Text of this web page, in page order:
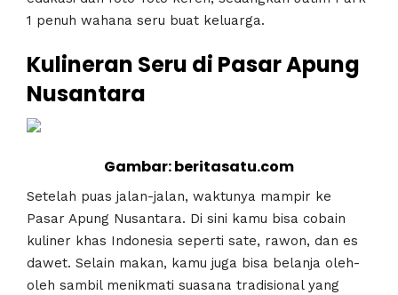
1 penuh wahana seru buat keluarga.
Kulineran Seru di Pasar Apung
Nusantara
Gambar: beritasatu.com
Setelah puas jalan-jalan, waktunya mampir ke
Pasar Apung Nusantara. Di sini kamu bisa cobain
kuliner khas Indonesia seperti sate, rawon, dan es
dawet. Selain makan, kamu juga bisa belanja oleh-
oleh sambil menikmati suasana tradisional yang